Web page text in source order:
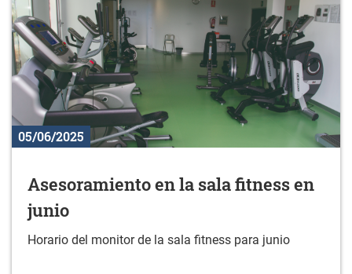
05/06/2025
Asesoramiento en la sala fitness en
junio
Horario del monitor de la sala fitness para junio